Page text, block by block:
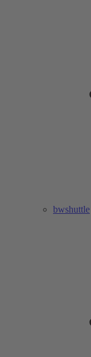
bwshuttle